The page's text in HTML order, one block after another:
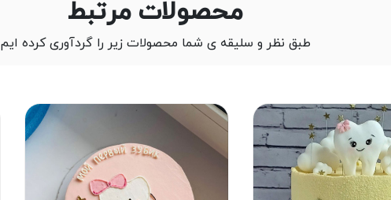
محصولات مرتبط
طبق نظر و سلیقه ی شما محصولات زیر را گردآوری کرده ایم